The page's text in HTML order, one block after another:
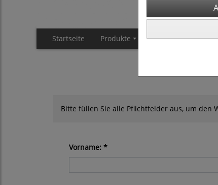
Startseite Produkte
Bitte füllen Sie alle Pflichtfelder aus, um den
Vorname: *